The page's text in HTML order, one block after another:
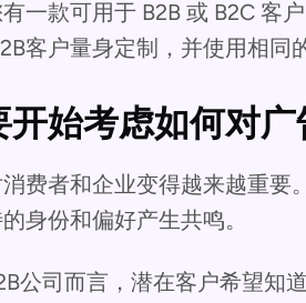
一款可用于 B2B 或 B2C 客
客户量身定制，并使用相同
开始考虑如何对
费者和企业变得越来越重要
身份和偏好产生共鸣。
公司而言，潜在客户希望知